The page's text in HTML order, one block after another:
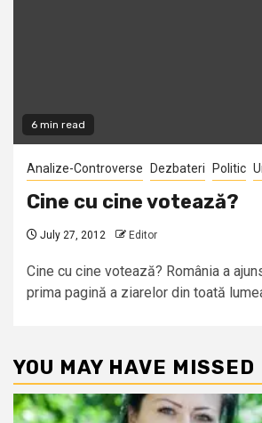
6 min read
Analize-Controverse Dezbateri Politic
Cine cu cine votează?
July 27, 2012 Editor
Cine cu cine votează? România a
prima pagină a ziarelor din toată
YOU MAY HAVE MISSED